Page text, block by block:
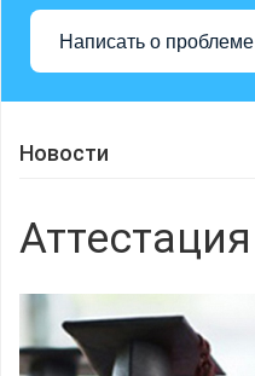
Написать о проблеме
Новости
Аттестация